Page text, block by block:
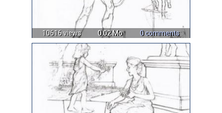
10616 views 0.02 Mo 0 comments